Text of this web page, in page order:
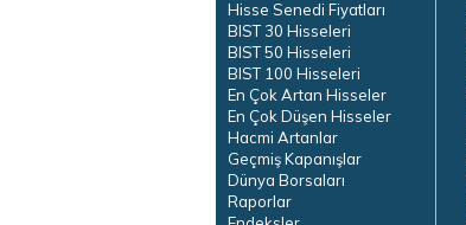
Hisse Senedi Fiyatları
BIST 30 Hisseleri
BIST 50 Hisseleri
BIST 100 Hisseleri
En Çok Artan Hisseler
En Çok Düşen Hisseler
Hacmi Artanlar
Geçmiş Kapanışlar
Dünya Borsaları
Raporlar